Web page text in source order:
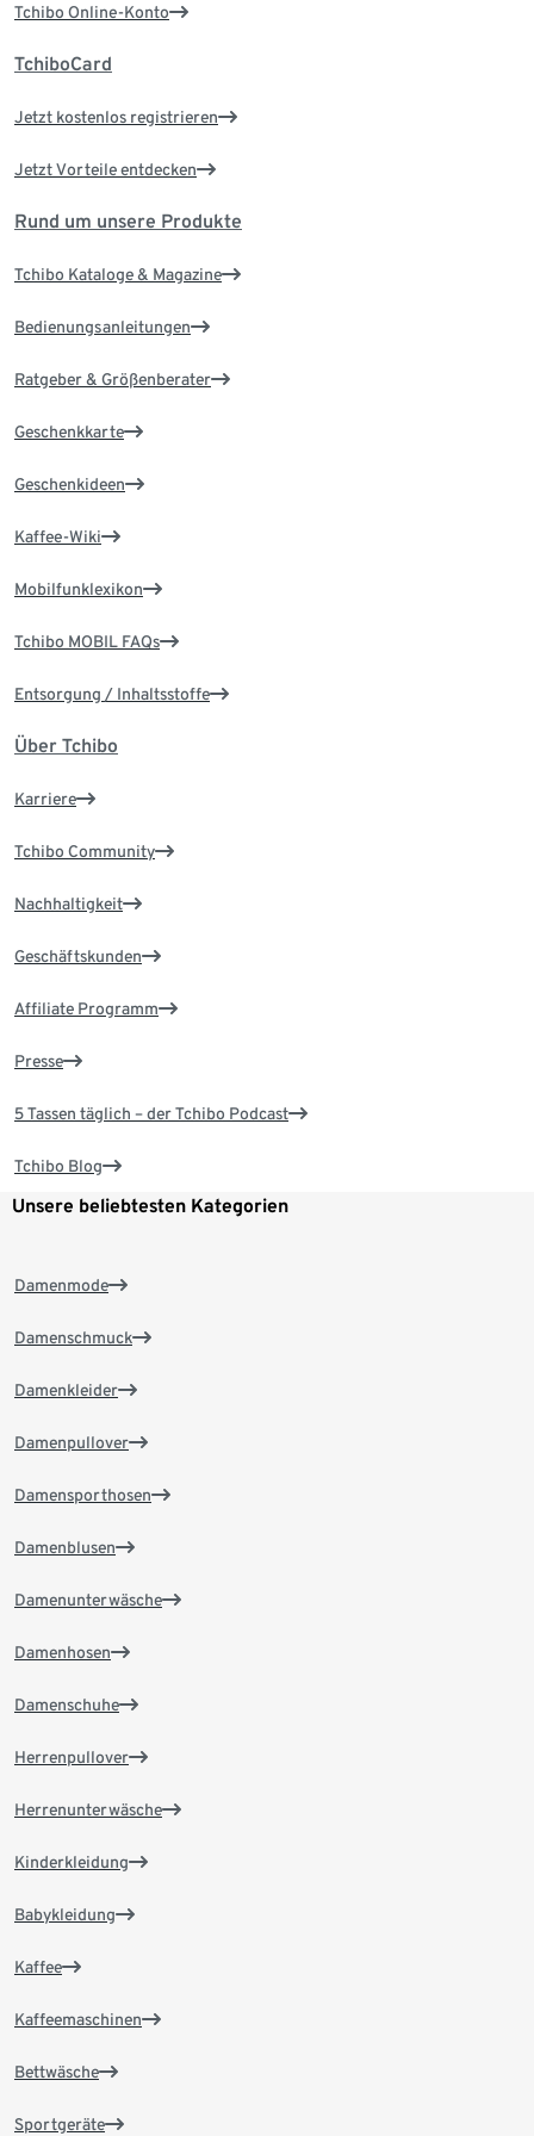
Tchibo Online-Konto
TchiboCard
Jetzt kostenlos registrieren
Jetzt Vorteile entdecken
Rund um unsere Produkte
Tchibo Kataloge & Magazine
Bedienungsanleitungen
Ratgeber & Größenberater
Geschenkkarte
Geschenkideen
Kaffee-Wiki
Mobilfunklexikon
Tchibo MOBIL FAQs
Entsorgung / Inhaltsstoffe
Über Tchibo
Karriere
Tchibo Community
Nachhaltigkeit
Geschäftskunden
Affiliate Programm
Presse
5 Tassen täglich – der Tchibo Podcast
Tchibo Blog
Unsere beliebtesten Kategorien
Damenmode
Damenschmuck
Damenkleider
Damenpullover
Damensporthosen
Damenblusen
Damenunterwäsche
Damenhosen
Damenschuhe
Herrenpullover
Herrenunterwäsche
Kinderkleidung
Babykleidung
Kaffee
Kaffeemaschinen
Bettwäsche
Sportgeräte